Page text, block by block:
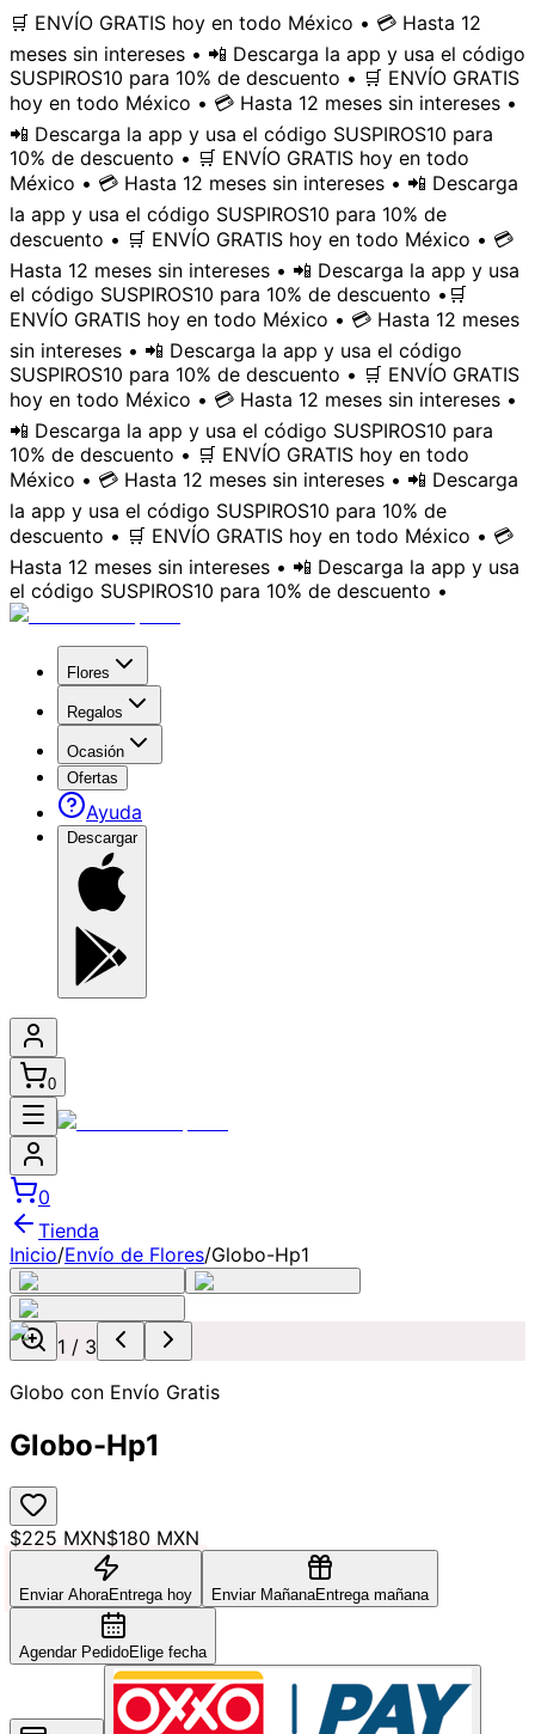
🛒 ENVÍO GRATIS hoy en todo México • 💳 Hasta 12
meses sin intereses • 📲 Descarga la app y usa el código
SUSPIROS10 para 10% de descuento • 🛒 ENVÍO GRATIS
hoy en todo México • 💳 Hasta 12 meses sin intereses •
📲 Descarga la app y usa el código SUSPIROS10 para
10% de descuento • 🛒 ENVÍO GRATIS hoy en todo
México • 💳 Hasta 12 meses sin intereses • 📲 Descarga
la app y usa el código SUSPIROS10 para 10% de
descuento • 🛒 ENVÍO GRATIS hoy en todo México • 💳
Hasta 12 meses sin intereses • 📲 Descarga la app y usa
el código SUSPIROS10 para 10% de descuento • 🛒
ENVÍO GRATIS hoy en todo México • 💳 Hasta 12 meses
sin intereses • 📲 Descarga la app y usa el código
SUSPIROS10 para 10% de descuento • 🛒 ENVÍO GRATIS
hoy en todo México • 💳 Hasta 12 meses sin intereses •
📲 Descarga la app y usa el código SUSPIROS10 para
10% de descuento • 🛒 ENVÍO GRATIS hoy en todo
México • 💳 Hasta 12 meses sin intereses • 📲 Descarga
la app y usa el código SUSPIROS10 para 10% de
descuento • 🛒 ENVÍO GRATIS hoy en todo México • 💳
Hasta 12 meses sin intereses • 📲 Descarga la app y usa
el código SUSPIROS10 para 10% de descuento •
Flores
Regalos
Ocasión
Ofertas
Ayuda
Descargar
0
0
Tienda
Inicio/Envío de Flores/Globo-Hp1
1 / 3
Globo con Envío Gratis
Globo-Hp1
$225 MXN$180 MXN
Enviar AhoraEntrega hoy Enviar MañanaEntrega mañana
Agendar PedidoElige fecha